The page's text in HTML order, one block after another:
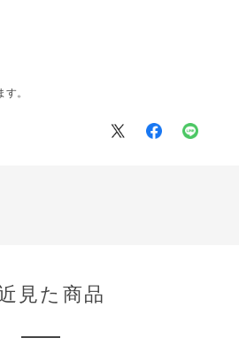
。
見た商品